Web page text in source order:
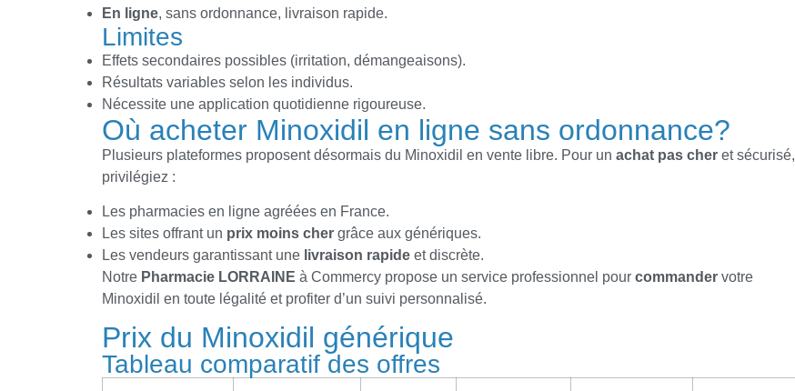
En ligne, sans ordonnance, livraison rapide.
Limites
Effets secondaires possibles (irritation, démangeaisons).
Résultats variables selon les individus.
Nécessite une application quotidienne rigoureuse.
Où acheter Minoxidil en ligne sans ordonnance?
Plusieurs plateformes proposent désormais du Minoxidil en vente libre. Pour un achat pas cher et sécurisé,
privilégiez :
Les pharmacies en ligne agréées en France.
Les sites offrant un prix moins cher grâce aux génériques.
Les vendeurs garantissant une livraison rapide et discrète.
Notre Pharmacie LORRAINE à Commercy propose un service professionnel pour commander votre
Minoxidil en toute légalité et profiter d’un suivi personnalisé.
Prix du Minoxidil générique
Tableau comparatif des offres